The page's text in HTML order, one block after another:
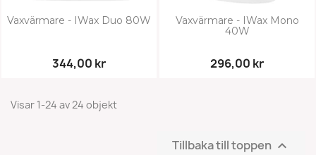
Vaxvärmare - IWax Duo 80W
344,00 kr
Vaxvärmare - IWax Mono
40W
296,00 kr
Visar 1-24 av 24 objekt
Tillbaka till toppen 